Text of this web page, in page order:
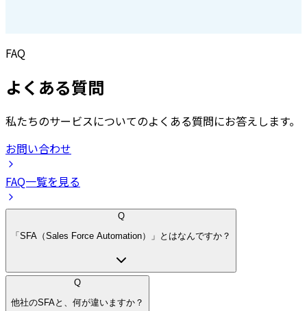
FAQ
よくある質問
私たちのサービスについてのよくある質問にお答えします。
お問い合わせ
FAQ一覧を見る
Q
「SFA（Sales Force Automation）」とはなんですか？
Q
他社のSFAと、何が違いますか？